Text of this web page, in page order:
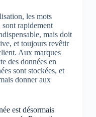
les mots
rapidement
mais doit
et toujours revêtir
Aux marques
des données en
sont stockées, et
donner aux
est désormais